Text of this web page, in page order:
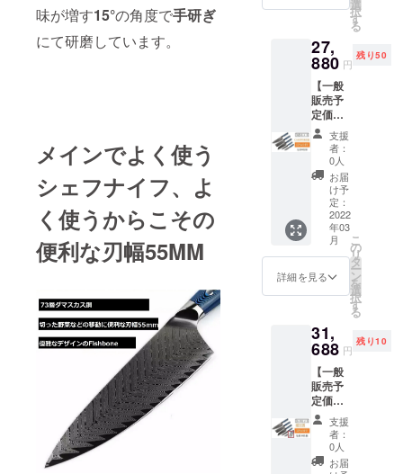
味が増す15°の角度で手研ぎ
にて研磨しています。
メインでよく使う
シェフナイフ、よ
く使うからこその
便利な刃幅55MM
況によ
時期が
遅れる
場合、
早急に
ご連絡
いたし
ます。
為は、
持等取
締法第
22条及
び軽犯
罪法第1
条第2号
により
禁止さ
れてい
ます。
また、
18歳未
満の方
は本プ
ロジェ
支援す
ること
ませ
ん。 ※
製造状
況によ
り出荷
時期が
遅れる
場合、
早急に
ご連絡
いたし
する恐
す。 そ
の場合
は【活
動報
告】に
て直ぐ
にお知
らせ致
しま
す。
【注意
事項​】
正当な
理由な
する行
為は、
持等取
締法第
22条及
び軽犯
罪法第1
条第2号
により
禁止さ
れてい
ます。
ト終了
後に出
来るだ
け速や
かに配
送手配
を開始
いたし
ます
が、 中
国の春
節(大型
連休)に
かかる
恐れが
め製
造、発
トップ
する恐
れがあ
りま
す。 そ
の場合
は【活
動報
告】に
て直ぐ
て、揃
い次第
発送。
受け取
り後に
速やか
に福岡
の物流
会社か
ら順次
出荷を
開始 い
たしま
す。 ・
配送に
おける
ト終了
後に出
来るだ
け速や
かに配
送手配
を開始
いたし
ます
が、 中
包丁 ■
三徳包
丁 ■
ユー
ティリ
ティナ
イフ ■
パリン
グナイ
フ ・配
送時期
プロ
ジェク
ト終了
後に中
国の製
造メー
て、揃
い次第
発送。
受け取
り後に
速やか
に福岡
の物流
会社か
選
択
す
る
27,
880 円
残り50
【一般
販売予
定価格
32,800
円の
15%OF
F】→
27,880
（税・
送料
込）
【内
容】 ■
シェフ
包丁 ■
三徳包
丁 ■
ユー
ティリ
ティナ
イフ ■
パリン
グナイ
フ ・配
支援
者：
0人
お届
け予
定：
2022
年03
月
詳細を見る
こ
の
リ
タ
ー
ン
を
選
択
す
る
31,
688 円
残り10
【一般
販売予
定価格
46,600
円の
32%OF
F】→
支援
者：
0人
お届